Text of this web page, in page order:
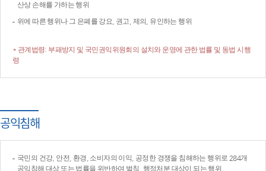
산상 손해를 가하는 행위
위에 따른 행위나 그 은폐를 강요, 권고, 제의, 유인하는 행위
* 관계법령: 부패방지 및 국민권익위원회의 설치와 운영에 관한 법률 및 동법 시행
령
공익침해
국민의 건강, 안전, 환경, 소비자의 이익, 공정한 경쟁을 침해하는 행위로 284개
공익침해 대상 또는 법률을 위반하여 벌칙, 행정처분 대상이 되는 행위